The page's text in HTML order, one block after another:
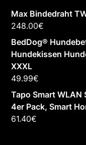
Max Bindedraht
248.00€
BedDog®
Hundekissen
XXXL
49.99€
Tapo Smart
4er Pack, Smart
61.40€